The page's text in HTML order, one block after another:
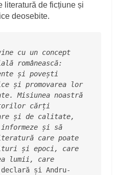
literatură de ficțiune și
deosebite.
cu un concept
românească:
și povești
și promovarea lor
Misiunea noastră
cărți
și de calitate,
și să
care poate
și epoci, care
lumii, care
și Andru-